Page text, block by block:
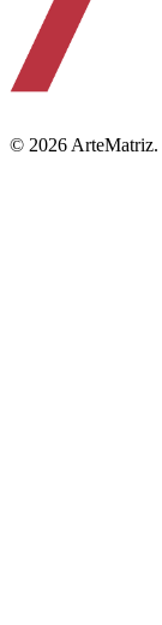
© 2026 ArteMatriz.